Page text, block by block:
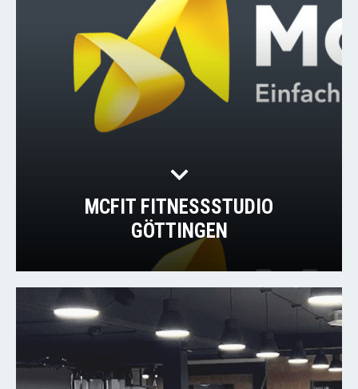
MCFIT FITNESSSTUDIO
GÖTTINGEN